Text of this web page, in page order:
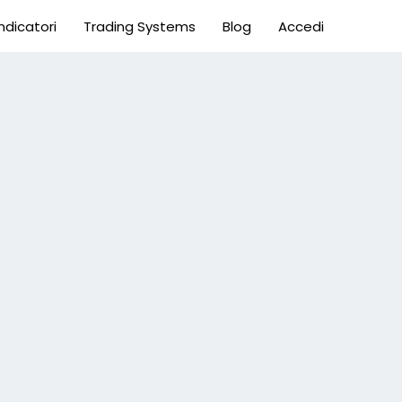
Trading Systems Blog Accedi